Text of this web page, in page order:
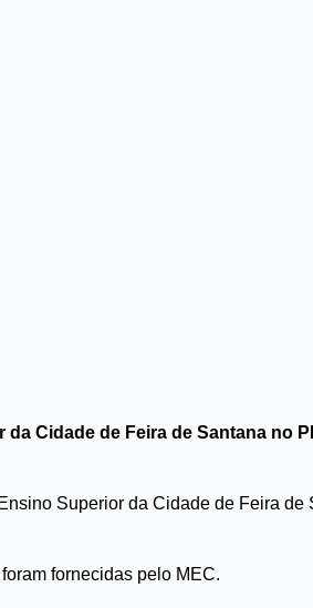
Cidade de Feira de Santana no
Superior da Cidade de Feira de
fornecidas pelo MEC.